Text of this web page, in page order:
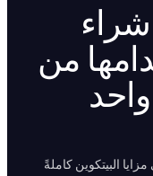
من
البيتكوين كاملةً